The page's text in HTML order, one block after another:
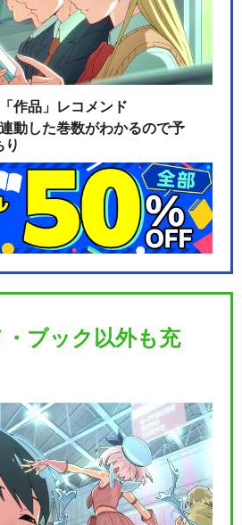
作品」レコメンド
動した巻数がわかるので予
ブック以外も充